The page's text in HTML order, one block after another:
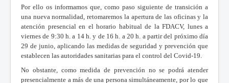
Por ello os informamos que, como paso siguiente de transición a
una nueva normalidad, retomaremos la apertura de las oficinas y la
atención presencial en el horario habitual de la FDACV, lunes a
viernes de 9:30 h. a 14 h. y de 16 h. a 20 h. a partir del próximo día
29 de junio, aplicando las medidas de seguridad y prevención que
establecen las autoridades sanitarias para el control del Covid-19.
No obstante, como medida de prevención no se podrá atender
presencialmente a más de una persona simultáneamente, por lo que